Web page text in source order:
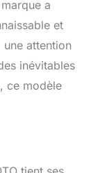
a
et
attention
inévitables
ce modèle